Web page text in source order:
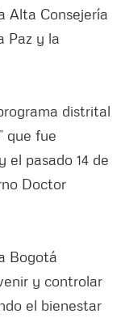
Alta Consejería
Paz y la
distrital
que fue
el pasado 14 de
Doctor
Bogotá
y controlar
el bienestar